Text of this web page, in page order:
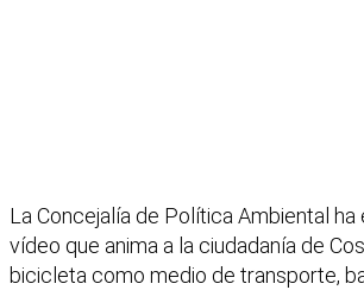
La Concejalía de Política Ambiental ha
vídeo que anima a la ciudadanía de
bicicleta como medio de transporte,